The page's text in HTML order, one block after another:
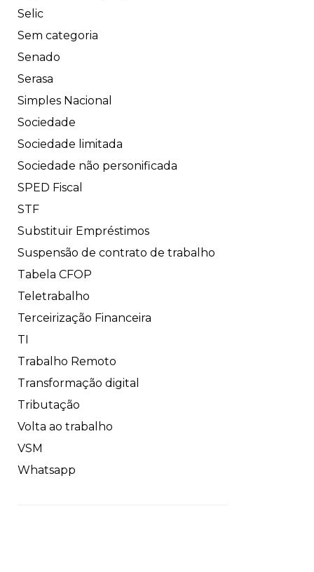
Selic
Sem categoria
Senado
Serasa
Simples Nacional
Sociedade
Sociedade limitada
Sociedade não personificada
SPED Fiscal
STF
Substituir Empréstimos
Suspensão de contrato de trabalho
Tabela CFOP
Teletrabalho
Terceirização Financeira
TI
Trabalho Remoto
Transformação digital
Tributação
Volta ao trabalho
VSM
Whatsapp